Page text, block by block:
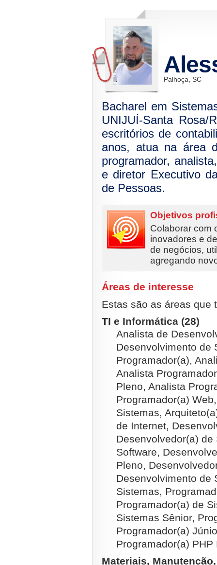
Palhoça, SC
Bacharel em
UNIJUÍ-Santa
escritórios de
anos, atua na área
programador,
e diretor Executivo
de Pessoas.
Objetivos
Colaborar com
inovadores e
de negócios,
agregando
Áreas de interesse
Estas são as áreas que
TI e Informática (28)
Analista de
Desenvolvimento de
Programador(a),
Analista
Pleno, Analista
Programador(a)
Sistemas,
de Internet,
Desenvolvedor(a)
Software,
Pleno,
Desenvolvimento de
Sistemas,
Programador(a) de
Sistemas Sênior,
Programador(a)
Programador(a)
Materiais,